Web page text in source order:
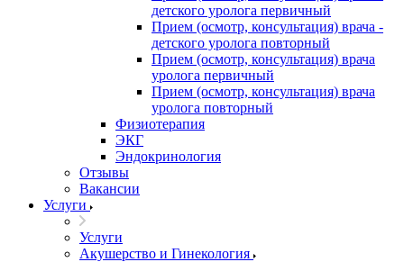
детского уролога первичный
Прием (осмотр, консультация) врача -
детского уролога повторный
Прием (осмотр, консультация) врача
уролога первичный
Прием (осмотр, консультация) врача
уролога повторный
Физиотерапия
ЭКГ
Эндокринология
Отзывы
Вакансии
Услуги
Услуги
Акушерство и Гинекология